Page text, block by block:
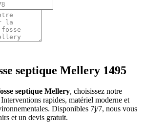
septique Mellery 1495
septique Mellery, choisissez notre
rapides, matériel moderne et
Disponibles 7j/7, nous vous
et un devis gratuit.